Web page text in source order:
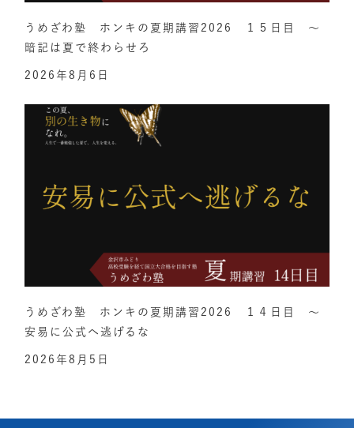
うめざわ塾 ホンキの夏期講習2026 １５日目 ～
暗記は夏で終わらせろ
2026年8月6日
うめざわ塾 ホンキの夏期講習2026 １４日目 ～
安易に公式へ逃げるな
2026年8月5日